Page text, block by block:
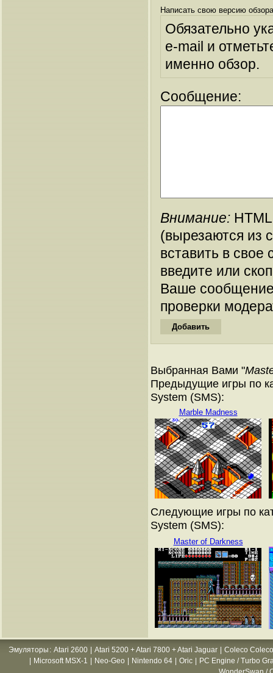
Написать свою версию
Обязательно
e-mail и
именно обзор.
Сообщение:
Внимание:
(вырезаются из
вставить в
введите или
Ваше
проверки
Выбранная Вами "
Предыдущие игры по
System (SMS):
Marble Madness
Следующие игры по
System (SMS):
Master of Darkness
Эмуляторы : Atari 2600 Atari 5200 + Atari 7800 + Atari Jaguar
Coleco
Microsoft MSX-1 Neo-Geo Nintendo 64 Oric
PC Engine / Turbo